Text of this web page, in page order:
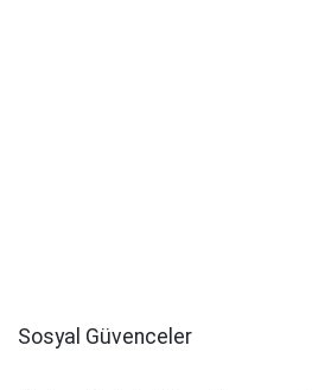
Sosyal Güvenceler